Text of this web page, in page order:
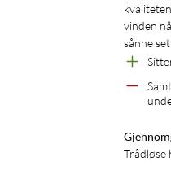
Med svette- og
OpenFit Air klar for alt. Du
regnsprut, søl og svette
MultiPoint – koble
enheter samtidig, for
mobil. Bytt enkelt mellom
vinden
sånne
Trådløse